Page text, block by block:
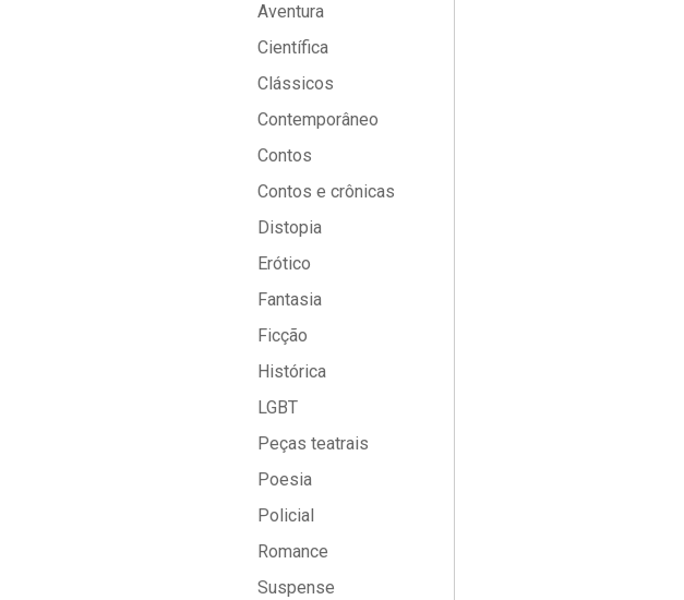
Aventura
Científica
Clássicos
Contemporâneo
Contos
Contos e crônicas
Distopia
Erótico
Fantasia
Ficção
Histórica
LGBT
Peças teatrais
Poesia
Policial
Romance
Suspense